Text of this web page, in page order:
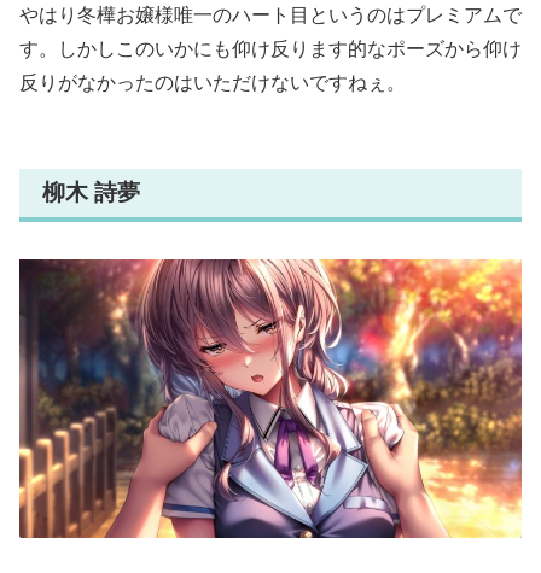
やはり冬樺お嬢様唯一のハート目というのはプレミアムで
す。しかしこのいかにも仰け反ります的なポーズから仰け
反りがなかったのはいただけないですねぇ。
柳木 詩夢